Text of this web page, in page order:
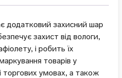
захисний шар
захист від вологи,
і робить їх
товарів у
торгових умовах, а також